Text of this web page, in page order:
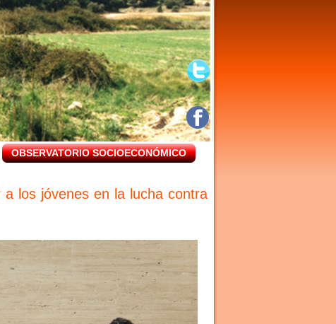
OBSERVATORIO SOCIOECONÓMICO
los jóvenes en la lucha contra